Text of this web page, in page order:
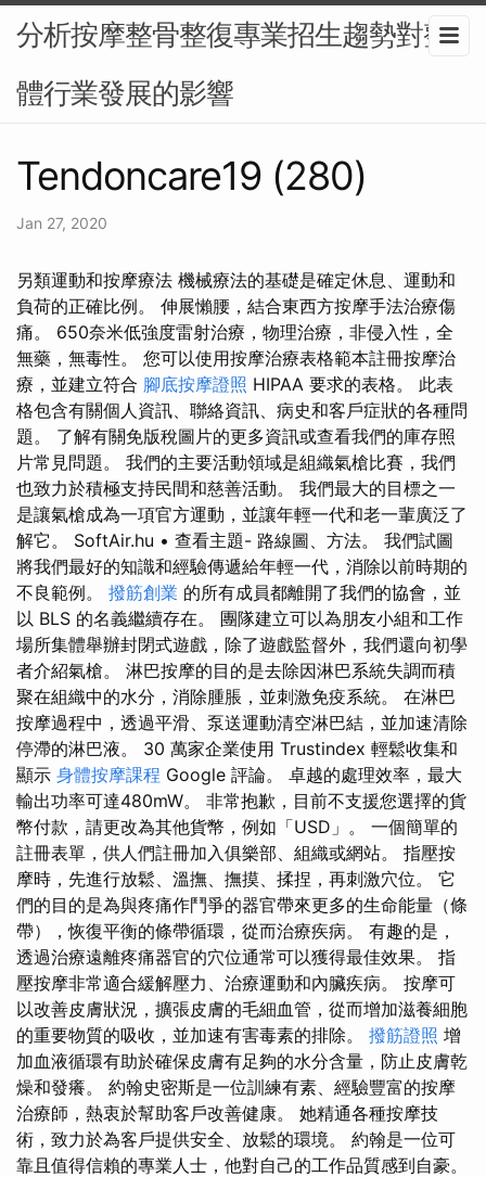
分析按摩整骨整復專業招生趨勢對整
體行業發展的影響
Tendoncare19 (280)
Jan 27, 2020
另類運動和按摩療法 機械療法的基礎是確定休息、運動和
負荷的正確比例。 伸展懶腰，結合東西方按摩手法治療傷
痛。 650奈米低強度雷射治療，物理治療，非侵入性，全
無藥，無毒性。 您可以使用按摩治療表格範本註冊按摩治
療，並建立符合 腳底按摩證照 HIPAA 要求的表格。 此表
格包含有關個人資訊、聯絡資訊、病史和客戶症狀的各種問
題。 了解有關免版稅圖片的更多資訊或查看我們的庫存照
片常見問題。 我們的主要活動領域是組織氣槍比賽，我們
也致力於積極支持民間和慈善活動。 我們最大的目標之一
是讓氣槍成為一項官方運動，並讓年輕一代和老一輩廣泛了
解它。 SoftAir.hu • 查看主題- 路線圖、方法。 我們試圖
將我們最好的知識和經驗傳遞給年輕一代，消除以前時期的
不良範例。 撥筋創業 的所有成員都離開了我們的協會，並
以 BLS 的名義繼續存在。 團隊建立可以為朋友小組和工作
場所集體舉辦封閉式遊戲，除了遊戲監督外，我們還向初學
者介紹氣槍。 淋巴按摩的目的是去除因淋巴系統失調而積
聚在組織中的水分，消除腫脹，並刺激免疫系統。 在淋巴
按摩過程中，透過平滑、泵送運動清空淋巴結，並加速清除
停滯的淋巴液。 30 萬家企業使用 Trustindex 輕鬆收集和
顯示 身體按摩課程 Google 評論。 卓越的處理效率，最大
輸出功率可達480mW。 非常抱歉，目前不支援您選擇的貨
幣付款，請更改為其他貨幣，例如「USD」。 一個簡單的
註冊表單，供人們註冊加入俱樂部、組織或網站。 指壓按
摩時，先進行放鬆、溫撫、撫摸、揉捏，再刺激穴位。 它
們的目的是為與疼痛作鬥爭的器官帶來更多的生命能量（條
帶），恢復平衡的條帶循環，從而治療疾病。 有趣的是，
透過治療遠離疼痛器官的穴位通常可以獲得最佳效果。 指
壓按摩非常適合緩解壓力、治療運動和內臟疾病。 按摩可
以改善皮膚狀況，擴張皮膚的毛細血管，從而增加滋養細胞
的重要物質的吸收，並加速有害毒素的排除。 撥筋證照 增
加血液循環有助於確保皮膚有足夠的水分含量，防止皮膚乾
燥和發癢。 約翰史密斯是一位訓練有素、經驗豐富的按摩
治療師，熱衷於幫助客戶改善健康。 她精通各種按摩技
術，致力於為客戶提供安全、放鬆的環境。 約翰是一位可
靠且值得信賴的專業人士，他對自己的工作品質感到自豪。